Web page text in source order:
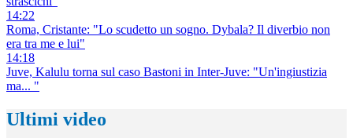
14:22
Roma, Cristante: "Lo scudetto un sogno. Dybala? Il diverbio non
era tra me e lui"
14:18
Juve, Kalulu torna sul caso Bastoni in Inter-Juve: "Un'ingiustizia
ma... "
Ultimi video